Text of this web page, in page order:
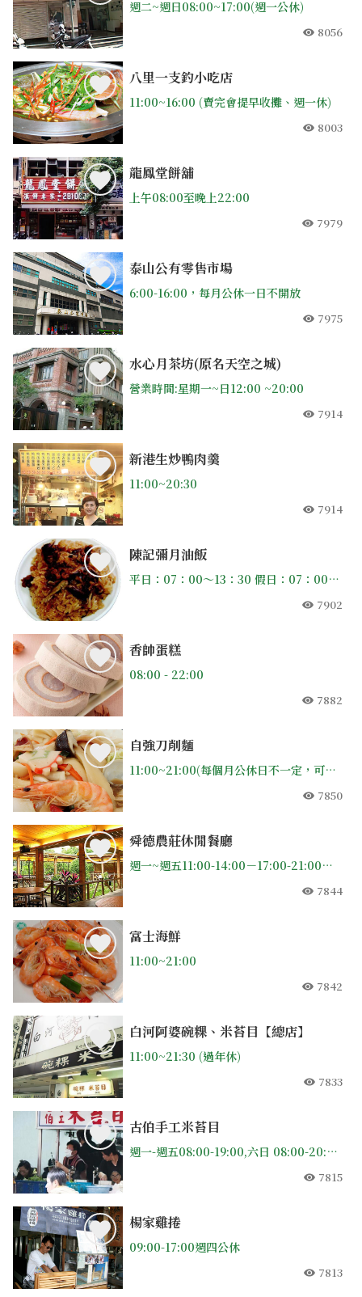
週二~週日08:00~17:00(週一公休)
人氣
8056
八里一支釣小吃店
11:00~16:00 (賣完會提早收攤、週一休)
人氣
8003
龍鳳堂餅舖
上午08:00至晚上22:00
人氣
7979
泰山公有零售市場
6:00-16:00，每月公休一日不開放
人氣
7975
水心月茶坊(原名天空之城)
營業時間:星期一~日12:00 ~20:00
人氣
7914
新港生炒鴨肉羹
11:00~20:30
人氣
7914
陳記彌月油飯
平日：07：00〜13：30 假日：07：00〜14：00(週一公休)
人氣
7902
香帥蛋糕
08:00 - 22:00
人氣
7882
自強刀削麵
11:00~21:00(每個月公休日不一定，可先打電話詢問)
人氣
7850
舜德農莊休閒餐廳
週一~週五11:00-14:00－17:00-21:00（供餐時間到20:00)週六~週日11:00-21:00(週二休)
人氣
7844
富士海鮮
11:00~21:00
人氣
7842
白河阿婆碗粿、米苔目【總店】
11:00~21:30 (過年休)
人氣
7833
古伯手工米苔目
週一-週五08:00-19:00,六日 08:00-20:00(公休不一定，建議先打電話問，過年休除夕至初九)
人氣
7815
楊家雞捲
09:00-17:00週四公休
人氣
7813